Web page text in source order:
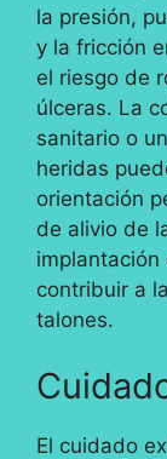
la presión,
y la fricción
el riesgo de
úlceras. La
sanitario o
heridas
orientación
de alivio de
contribuir a
talones.
El cuidado